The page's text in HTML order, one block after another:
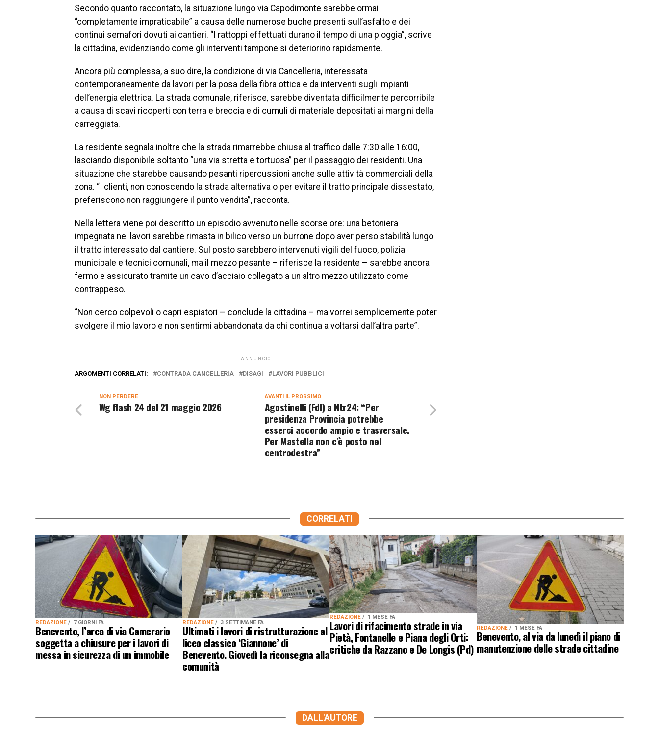
Secondo quanto raccontato, la situazione lungo via Capodimonte sarebbe ormai
“completamente impraticabile” a causa delle numerose buche presenti sull’asfalto e dei
continui semafori dovuti ai cantieri. “I rattoppi effettuati durano il tempo di una pioggia”, scrive
la cittadina, evidenziando come gli interventi tampone si deteriorino rapidamente.
Ancora più complessa, a suo dire, la condizione di via Cancelleria, interessata
contemporaneamente da lavori per la posa della fibra ottica e da interventi sugli impianti
dell’energia elettrica. La strada comunale, riferisce, sarebbe diventata difficilmente percorribile
a causa di scavi ricoperti con terra e breccia e di cumuli di materiale depositati ai margini della
carreggiata.
La residente segnala inoltre che la strada rimarrebbe chiusa al traffico dalle 7:30 alle 16:00,
lasciando disponibile soltanto “una via stretta e tortuosa” per il passaggio dei residenti. Una
situazione che starebbe causando pesanti ripercussioni anche sulle attività commerciali della
zona. “I clienti, non conoscendo la strada alternativa o per evitare il tratto principale dissestato,
preferiscono non raggiungere il punto vendita”, racconta.
Nella lettera viene poi descritto un episodio avvenuto nelle scorse ore: una betoniera
impegnata nei lavori sarebbe rimasta in bilico verso un burrone dopo aver perso stabilità lungo
il tratto interessato dal cantiere. Sul posto sarebbero intervenuti vigili del fuoco, polizia
municipale e tecnici comunali, ma il mezzo pesante – riferisce la residente – sarebbe ancora
fermo e assicurato tramite un cavo d’acciaio collegato a un altro mezzo utilizzato come
contrappeso.
“Non cerco colpevoli o capri espiatori – conclude la cittadina – ma vorrei semplicemente poter
svolgere il mio lavoro e non sentirmi abbandonata da chi continua a voltarsi dall’altra parte”.
ANNUNCIO
ARGOMENTI CORRELATI: CONTRADA CANCELLERIA DISAGI LAVORI PUBBLICI
AVANTI IL ​​PROSSIMO
Agostinelli (FdI) a Ntr24: “Per
presidenza Provincia potrebbe
esserci accordo ampio e trasversale.
Per Mastella non c’è posto nel
centrodestra”
NON PERDERE
Wg flash 24 del 21 maggio 2026
CORRELATI
REDAZIONE 7 GIORNI FA
Benevento, l’area di via Camerario
soggetta a chiusure per i lavori di
messa in sicurezza di un immobile
REDAZIONE 3 SETTIMANE FA
Ultimati i lavori di ristrutturazione al
liceo classico ‘Giannone’ di
Benevento. Giovedì la riconsegna alla
comunità
REDAZIONE 1 MESE FA
Lavori di rifacimento strade in via
Pietà, Fontanelle e Piana degli Orti:
critiche da Razzano e De Longis (Pd)
REDAZIONE 1 MESE FA
Benevento, al via da lunedì il piano di
manutenzione delle strade cittadine
DALL'AUTORE